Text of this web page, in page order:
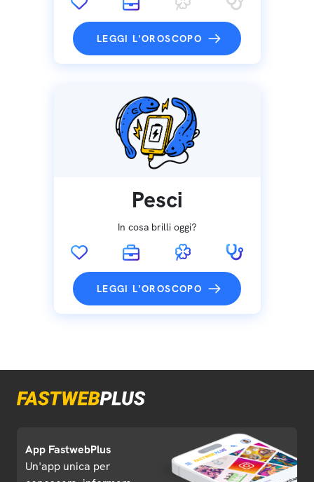
LEGGI L'OROSCOPO
Pesci
In cosa brilli oggi?
LEGGI L'OROSCOPO
App FastwebPlus
Un'app unica per